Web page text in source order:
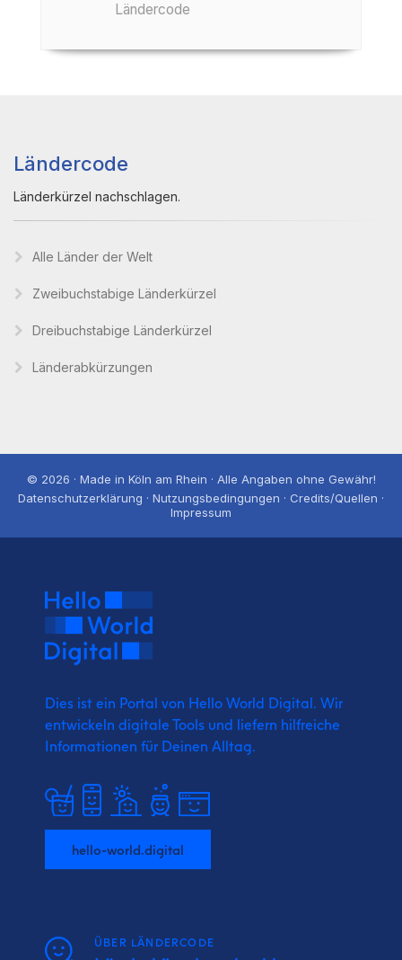
Ländercode
Ländercode
Länderkürzel nachschlagen.
Alle Länder der Welt
Zweibuchstabige Länderkürzel
Dreibuchstabige Länderkürzel
Länderabkürzungen
© 2026 · Made in Köln am Rhein · Alle Angaben ohne Gewähr!
Datenschutzerklärung · Nutzungsbedingungen · Credits/Quellen ·
Impressum
Dies ist ein Portal von Hello World Digital. Wir
entwickeln digitale Tools und liefern hilfreiche
Informationen für Deinen Alltag.
hello-world.digital
ÜBER LÄNDERCODE